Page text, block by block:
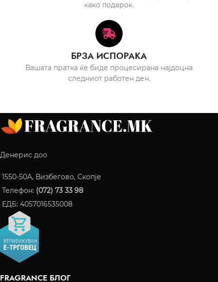
како подарок.
БРЗА ИСПОРАКА
Вашата пратка ќе биде процесирана најдоцна
следниот работен ден.
Денерис доо
1550-50A, Визбегово, Скопје
Телефон: (072) 73 33 98
ЕДБ: 4057016535008
FRAGRANCE БЛОГ